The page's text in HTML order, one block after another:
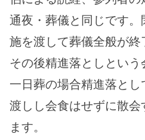
通夜・葬儀と同じです
施を渡して葬儀全般が終
その後精進落としという
一日葬の場合精進落と
渡しし会食はせずに散会
ます。